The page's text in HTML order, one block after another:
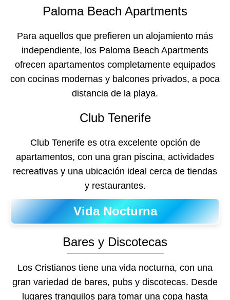
Paloma Beach Apartments
Para aquellos que prefieren un alojamiento más
independiente, los Paloma Beach Apartments
ofrecen apartamentos completamente equipados
con cocinas modernas y balcones privados, a poca
distancia de la playa.
Club Tenerife
Club Tenerife es otra excelente opción de
apartamentos, con una gran piscina, actividades
recreativas y una ubicación ideal cerca de tiendas
y restaurantes.
Vida Nocturna
Bares y Discotecas
Los Cristianos tiene una vida nocturna, con una
gran variedad de bares, pubs y discotecas. Desde
lugares tranquilos para tomar una copa hasta